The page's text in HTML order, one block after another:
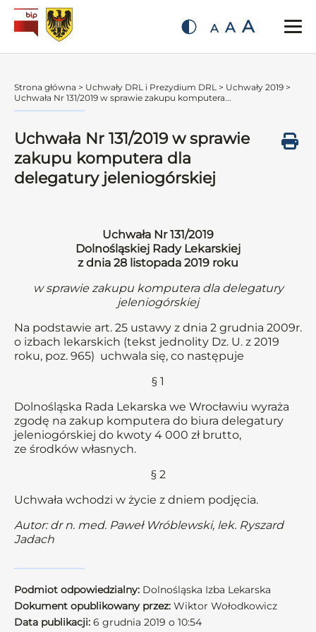
A A A
Strona główna > Uchwały DRL i Prezydium DRL > Uchwały 2019 >
Uchwała Nr 131/2019 w sprawie zakupu komputera...
Uchwała Nr 131/2019 w sprawie
zakupu komputera dla
delegatury jeleniogórskiej
Uchwała Nr 131/2019
Dolnośląskiej Rady Lekarskiej
z dnia 28 listopada 2019 roku
w sprawie zakupu komputera dla delegatury
jeleniogórskiej
Na podstawie art. 25 ustawy z dnia 2 grudnia 2009r.
o izbach lekarskich (tekst jednolity Dz. U. z 2019
roku, poz. 965) uchwala się, co następuje
§ 1
Dolnośląska Rada Lekarska we Wrocławiu wyraża
zgodę na zakup komputera do biura delegatury
jeleniogórskiej do kwoty 4 000 zł brutto,
ze środków własnych.
§ 2
Uchwała wchodzi w życie z dniem podjęcia.
Autor: dr n. med. Paweł Wróblewski, lek. Ryszard
Jadach
Podmiot odpowiedzialny: Dolnośląska Izba Lekarska
Dokument opublikowany przez: Wiktor Wołodkowicz
Data publikacji: 6 grudnia 2019 o 10:54